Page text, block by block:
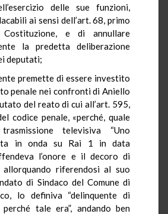
delle sue funzioni,
ai sensi dell’art. 68, primo
Costituzione, e di annullare
la predetta deliberazione
deputati;
premette di essere investito
penale nei confronti di Aniello
del reato di cui all’art. 595,
codice penale, «perché, quale
televisiva “Uno
in onda su Rai 1 in data
l’onore e il decoro di
riferendosi al suo
di Sindaco del Comune di
lo definiva “delinquente di
tale era”, andando ben